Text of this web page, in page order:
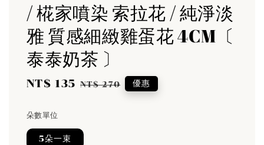
/ 椛家噴染 索拉花 / 純淨淡
雅 質感細緻雞蛋花 4CM〔
泰泰奶茶 〕
Sale
NT$ 135 Regular
NT$ 270 優惠
朵數單位
5朵一束